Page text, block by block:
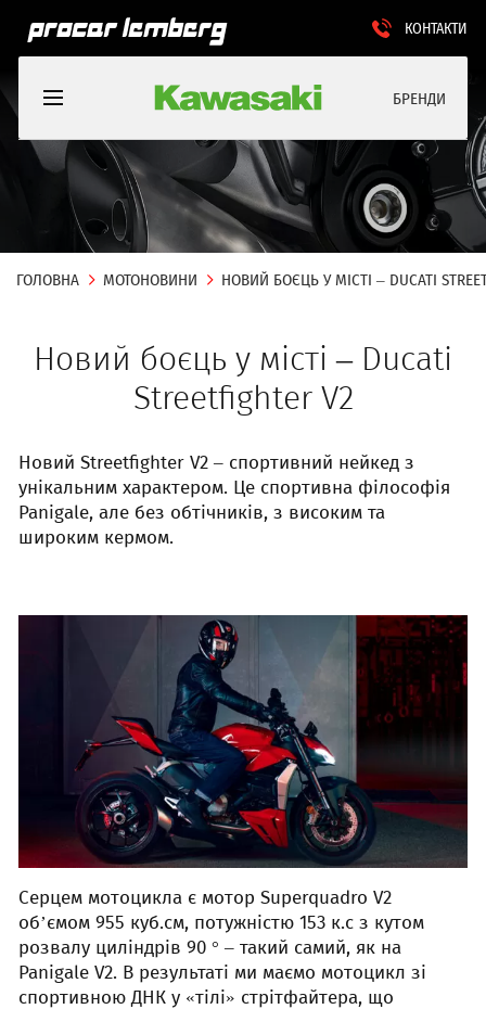
КОНТАКТИ
БРЕНДИ
ГОЛОВНА МОТОНОВИНИ НОВИЙ БОЄЦЬ У МІСТІ – DUCATI
Новий боєць у місті – Ducati
Streetfighter V2
Новий Streetfighter V2 – спортивний нейкед з
унікальним характером. Це спортивна філософія
Panigale, але без обтічників, з високим та
широким кермом.
Серцем мотоцикла є мотор Superquadro V2
об’ємом 955 куб.см, потужністю 153 к.с з кутом
розвалу циліндрів 90 ° – такий самий, як на
Panigale V2. В результаті ми маємо мотоцикл зі
спортивною ДНК у «тілі» стрітфайтера, що